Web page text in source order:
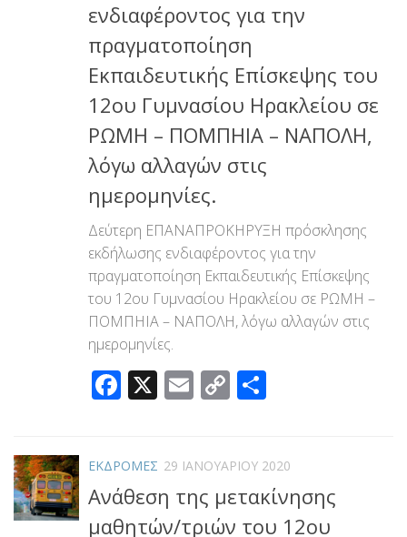
ενδιαφέροντος για την
πραγματοποίηση
Εκπαιδευτικής Επίσκεψης του
12ου Γυμνασίου Ηρακλείου σε
ΡΩΜΗ – ΠΟΜΠΗΙΑ – ΝΑΠΟΛΗ,
λόγω αλλαγών στις
ημερομηνίες.
Δεύτερη ΕΠΑΝΑΠΡΟΚΗΡΥΞΗ πρόσκλησης
εκδήλωσης ενδιαφέροντος για την
πραγματοποίηση Εκπαιδευτικής Επίσκεψης
του 12ου Γυμνασίου Ηρακλείου σε ΡΩΜΗ –
ΠΟΜΠΗΙΑ – ΝΑΠΟΛΗ, λόγω αλλαγών στις
ημερομηνίες.
Facebook
X Email
Copy
ΕΚΔΡΟΜΕΣ 29 ΙΑΝΟΥΑΡΊΟΥ 2020
Ανάθεση της μετακίνησης
μαθητών/τριών του 12ου